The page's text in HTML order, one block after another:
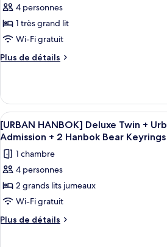
Hotel
Credit
+
Laundry
Shirt
or
Blouse
per
Stay)
Hotel
Credit
+
Service
Blouse
per
Stay)
pour
ce
type
de
HANBOK]
Deluxe
Double
+
Urban
Island
All
Day
Admission
+
4 personnes
1 très grand lit
Wi-Fi gratuit
Plus de détails
Plus
[URBAN
HANBOK]
Deluxe
Double
Urban
Island
Day
Admission
2
Afficher
toutes
les
photos
pour
ce
type
de
Une
2
[URBAN HANBOK] Deluxe Twin +
Admission + 2 Hanbok Bear
1 chambre
4 personnes
2 grands lits jumeaux
Wi-Fi gratuit
Plus de détails
Plus